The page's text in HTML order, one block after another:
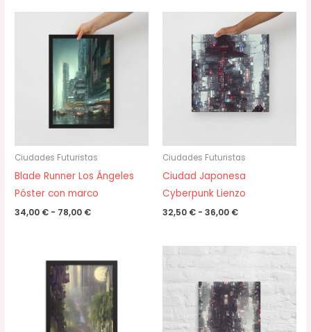
Ciudades Futuristas
Blade Runner Los Ángeles
Póster con marco
34,00 € - 78,00 €
Rango
de
precios:
desde
34,00 €
hasta
78,00 €
Ciudades Futuristas
Ciudad Japonesa
Cyberpunk Lienzo
32,50 € - 36,00 €
Rango
de
precios:
desde
32,50 €
hasta
36,00 €
de
precios:
desde
34,00 €
hasta
78,00 €
precios:
desde
32,50 €
hasta
36,00 €